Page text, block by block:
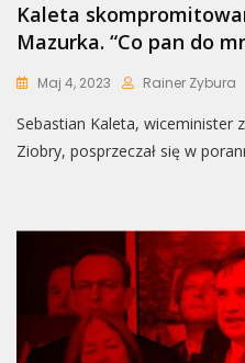
Kaleta
Mazurka. “Co pan do
Maj 4, 2023 Rainer Zybura
Sebastian Kaleta, wiceminister
Ziobry, posprzeczał się w